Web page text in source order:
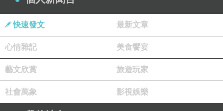
快速發文 最新文章
心情雜記 美食饗宴
藝文欣賞 旅遊玩家
社會萬象 影視娛樂